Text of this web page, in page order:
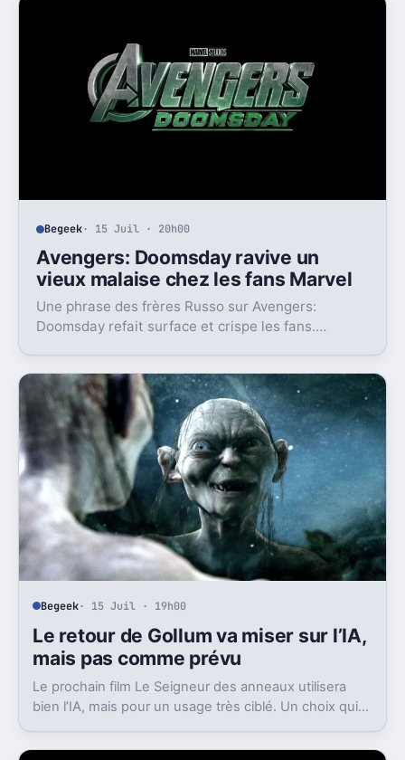
Begeek· 15 Juil · 20h00
Avengers: Doomsday ravive un
vieux malaise chez les fans Marvel
Une phrase des frères Russo sur Avengers:
Doomsday refait surface et crispe les fans.
Begeek· 15 Juil · 19h00
Le retour de Gollum va miser sur l’IA,
mais pas comme prévu
Le prochain film Le Seigneur des anneaux utilisera
bien l’IA, mais pour un usage très ciblé. Un choix qui